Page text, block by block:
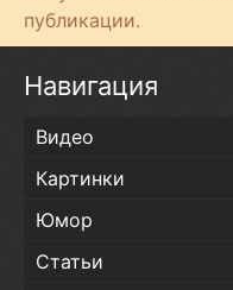
публикации.
Навигация
Видео
Картинки
Юмор
Статьи